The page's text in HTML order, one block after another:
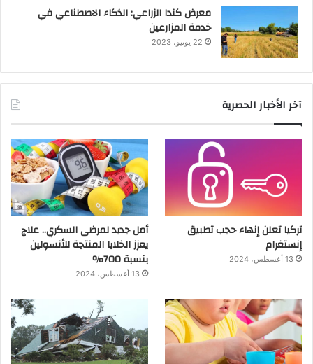
معرض كندا الزراعي: الذكاء الاصطناعي في
خدمة المزارعين
22 يونيو، 2023
آخر الأخبار الحصرية
تركيا تعلن إنهاء حجب تطبيق
إنستغرام
13 أغسطس، 2024
أمل جديد لمرضى السكري.. علاج
يعزز الخلايا المنتجة للأنسولين
بنسبة 700%
13 أغسطس، 2024